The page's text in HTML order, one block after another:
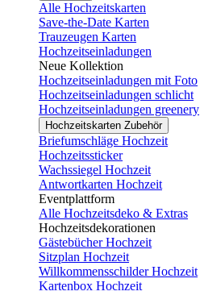
Alle Hochzeitskarten
Save-the-Date Karten
Trauzeugen Karten
Hochzeitseinladungen
Neue Kollektion
Hochzeitseinladungen mit Foto
Hochzeitseinladungen schlicht
Hochzeitseinladungen greenery
Hochzeitskarten Zubehör
Briefumschläge Hochzeit
Hochzeitssticker
Wachssiegel Hochzeit
Antwortkarten Hochzeit
Eventplattform
Alle Hochzeitsdeko & Extras
Hochzeitsdekorationen
Gästebücher Hochzeit
Sitzplan Hochzeit
Willkommensschilder Hochzeit
Kartenbox Hochzeit